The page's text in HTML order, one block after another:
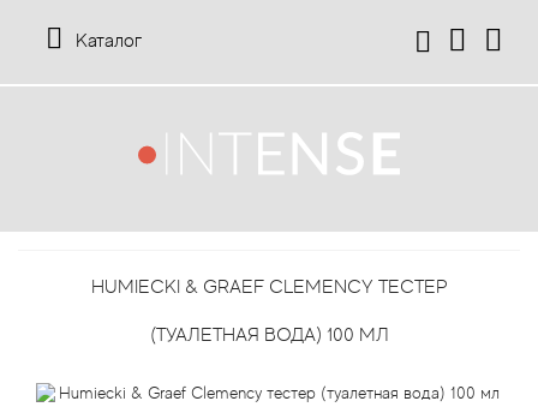
Каталог
HUMIECKI & GRAEF CLEMENCY ТЕСТЕР
(ТУАЛЕТНАЯ ВОДА) 100 МЛ
12 Parfumeurs Francais
19-69
27 87 Perfumes
Отзывы
Доставка
История заказов
Рассылка новостей